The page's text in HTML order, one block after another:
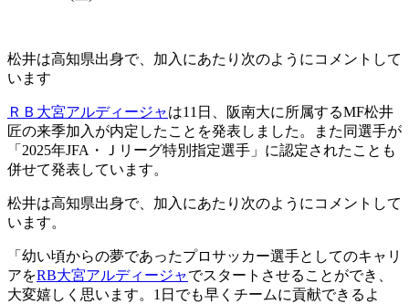
松井は高知県出身で、加入にあたり次のようにコメントして
います
ＲＢ大宮アルディージャは11日、阪南大に所属するMF松井
匠の来季加入が内定したことを発表しました。また同選手が
「2025年JFA・Ｊリーグ特別指定選手」に認定されたことも
併せて発表しています。
松井は高知県出身で、加入にあたり次のようにコメントして
います。
「幼い頃からの夢であったプロサッカー選手としてのキャリ
アをRB大宮アルディージャでスタートさせることができ、
大変嬉しく思います。1日でも早くチームに貢献できるよ